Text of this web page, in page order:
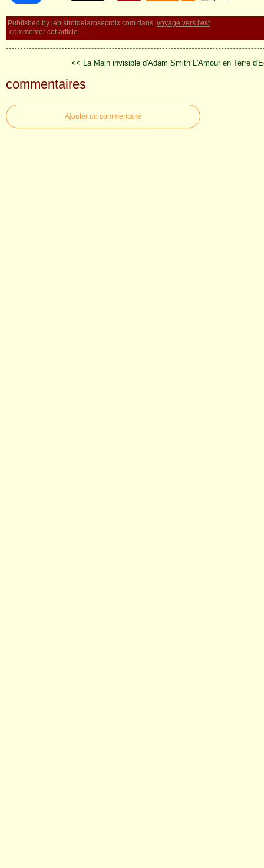
Published by lebistrotdelarosecroix.com dans voyage vers l'est
commenter cet article
<< La Main invisible d'Adam Smith L'Amour en Terre
commentaires
Ajouter un commentaire